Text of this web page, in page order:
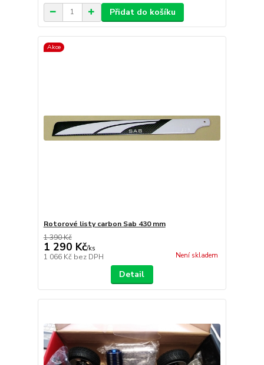
Přidat do košíku
Akce
Rotorové listy carbon Sab 430 mm
1 390 Kč
1 290 Kč/ks
1 066 Kč bez DPH Není skladem
Detail